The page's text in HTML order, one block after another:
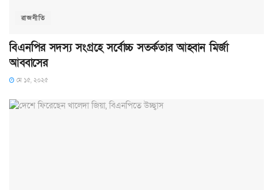
রাজনীতি
বিএনপির সদস্য সংগ্রহে সর্বোচ্চ সতর্কতার আহ্বান মির্জা
আব্বাসের
মে ১৫, ২০২৫